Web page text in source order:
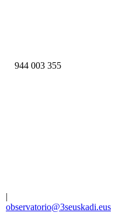
944 003 355
|
observatorio@3seuskadi.eus